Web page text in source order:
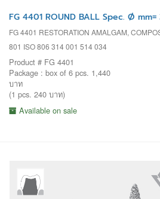
FG 4401 ROUND BALL Spec. Ø
FG 4401 RESTORATION AMALGAM,
801 ISO 806 314 001 514 034
Product # FG 4401
Package : box of 6 pcs. 1,440
บาท
(1 pcs. 240 บาท)
Available on sale